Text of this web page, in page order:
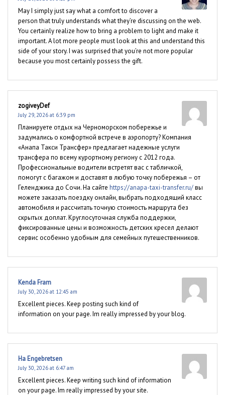
May I simply just say what a comfort to discover a
person that truly understands what they’re discussing on the web.
You certainly realize how to bring a problem to light and make it
important. A lot more people must look at this and understand this
side of your story. I was surprised that you’re not more popular
because you most certainly possess the gift.
zogiveyDef
July 29, 2026 at 6:39 pm
Планируете отдых на Черноморском побережье и
задумались о комфортной встрече в аэропорту? Компания
«Анапа Такси Трансфер» предлагает надежные услуги
трансфера по всему курортному региону с 2012 года.
Профессиональные водители встретят вас с табличкой,
помогут с багажом и доставят в любую точку побережья – от
Геленджика до Сочи. На сайте https://anapa-taxi-transfer.ru/вы
можете заказать поездку онлайн, выбрать подходящий класс
автомобиля и рассчитать точную стоимость маршрута без
скрытых доплат. Круглосуточная служба поддержки,
фиксированные цены и возможность детских кресел делают
сервис особенно удобным для семейных путешественников.
Kenda Fram
July 30, 2026 at 12:45 am
Excellent pieces. Keep posting such kind of
information on your page. Im really impressed by your blog.
Ha Engebretsen
July 30, 2026 at 6:47 am
Excellent pieces. Keep writing such kind of information
on your page. Im really impressed by your site.